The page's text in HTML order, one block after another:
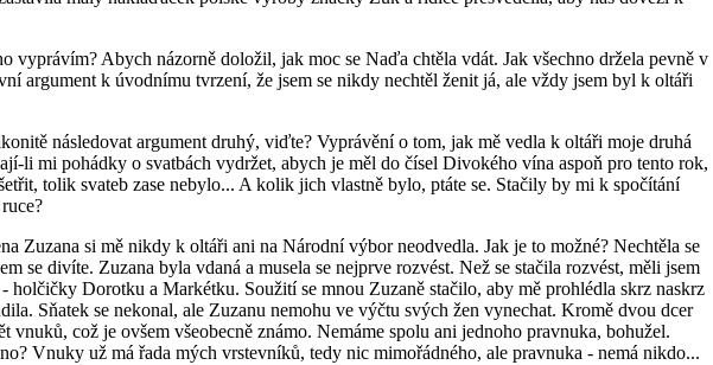
vyprávím? Abych názorně doložil, jak moc se Naďa chtěla vdát. Jak všechno držela pevně v
argument k úvodnímu tvrzení, že jsem se nikdy nechtěl ženit já, ale vždy jsem byl k oltáři
následovat argument druhý, viďte? Vyprávění o tom, jak mě vedla k oltáři moje druhá
li mi pohádky o svatbách vydržet, abych je měl do čísel Divokého vína aspoň pro tento rok,
tolik svateb zase nebylo... A kolik jich vlastně bylo, ptáte se. Stačily by mi k spočítání
Zuzana si mě nikdy k oltáři ani na Národní výbor neodvedla. Jak je to možné? Nechtěla se
se divíte. Zuzana byla vdaná a musela se nejprve rozvést. Než se stačila rozvést, měli jsem
holčičky Dorotku a Markétku. Soužití se mnou Zuzaně stačilo, aby mě prohlédla skrz naskrz
Sňatek se nekonal, ale Zuzanu nemohu ve výčtu svých žen vynechat. Kromě dvou dcer
vnuků, což je ovšem všeobecně známo. Nemáme spolu ani jednoho pravnuka, bohužel.
Vnuky už má řada mých vrstevníků, tedy nic mimořádného, ale pravnuka - nemá nikdo...